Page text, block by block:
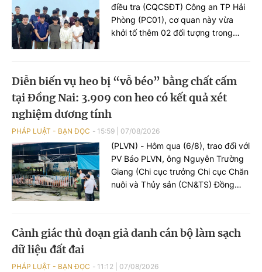
điều tra (CQCSĐT) Công an TP Hải
Phòng (PC01), cơ quan này vừa
khởi tố thêm 02 đối tượng trong
tỉnh Thanh Hoá và đối tượng Hoàng
Xuân Đức (SN 2003), trú tại phường
bạc”.
Diễn biến vụ heo bị “vỗ béo” bằng chất cấm
tại Đồng Nai: 3.909 con heo có kết quả xét
nghiệm dương tính
PHÁP LUẬT - BẠN ĐỌC 15:59 07/08/2026
(PLVN) - Hôm qua (6/8), trao đổi với
PV Báo PLVN, ông Nguyễn Trường
Giang (Chi cục trưởng Chi cục Chăn
nuôi và Thủy sản (CN&TS) Đồng
(thuộc nhóm Beta-agonist, chất tạo
nuôi) tại nhiều cơ sở chăn nuôi, thu
Cảnh giác thủ đoạn giả danh cán bộ làm sạch
dữ liệu đất đai
PHÁP LUẬT - BẠN ĐỌC 11:12 07/08/2026